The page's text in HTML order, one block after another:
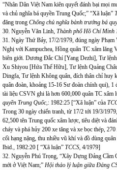
“Nhân Dân ViệtNam kiên quyết đánh bại mọi
và chủ nghĩa bá quyền Trung Quốc;” “Xã luận”
đăng trong Chống chủ nghĩa bành trướng bá
30. Nguyễn Văn Linh, Thành phố Hồ Chí Minh
31. Ngày Thứ Bảy, 17/2/1979, đúng ngày
Nghị với Kampuchea, Hồng quân TC xâm lăng
biên giới. Dương Đắc Chí [Yang Dezhi], Tư
Xu Shiyou [Hứa Thế Hữu], Tư lệnh Quảng
Dingfa, Tư lệnh Không quân, đích thân chỉ huy
quân đoàn, khoảng 15-16 Sư đoàn chính qui),
tài liệu CSVN ghi là hơn 600,000 quân TC xâm
quyền Trung Quốc,: 1982:25 [“Xã luận” của
Trong 30 ngày chiến tranh, từ 17/2 tới 19/3/
62,500 tên Trung quốc xâm lược, tiêu diệt và
cháy và phá hủy 200 xe tăng và xe bọc thép,
cối hạng nặng, thu nhiều vũ khí và đồ dùng
Ibid., 1982:20 [ “Xã luận” TCCS, 4/1979]
32. Nguyễn Phú Trọng, “Xây Dựng Đảng Cầm
mới ở ViệtNam;” Hội thảo lý luận giữa Đảng